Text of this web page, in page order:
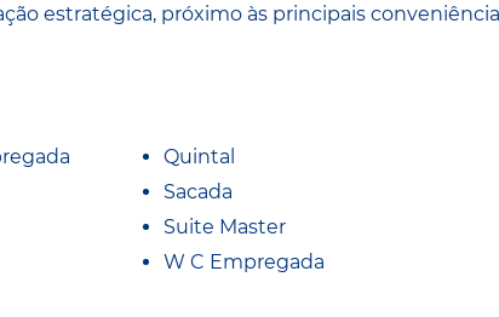
estratégica, próximo às principais
Quintal
Sacada
Suite Master
W C Empregada